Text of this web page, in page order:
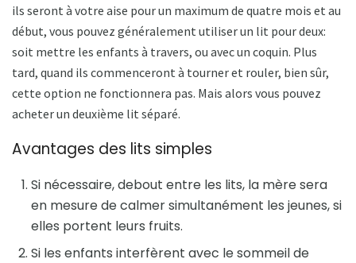
ils seront à votre aise pour un maximum de quatre mois et au
début, vous pouvez généralement utiliser un lit pour deux:
soit mettre les enfants à travers, ou avec un coquin. Plus
tard, quand ils commenceront à tourner et rouler, bien sûr,
cette option ne fonctionnera pas. Mais alors vous pouvez
acheter un deuxième lit séparé.
Avantages des lits simples
Si nécessaire, debout entre les lits, la mère sera
en mesure de calmer simultanément les jeunes, si
elles portent leurs fruits.
Si les enfants interfèrent avec le sommeil de